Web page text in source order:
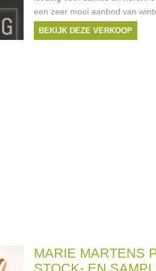
een zeer mooi aanbod van
Rockandblue.
BEKIJK DEZE VERKOOP
MARIE MARTENS